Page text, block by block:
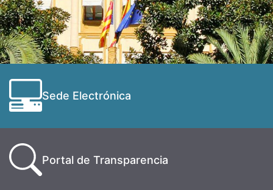
Sede Electrónica
Portal de Transparencia